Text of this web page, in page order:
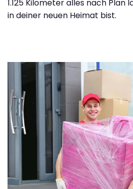
1.125 Kilometer alles nach Plan
in deiner neuen Heimat bist.